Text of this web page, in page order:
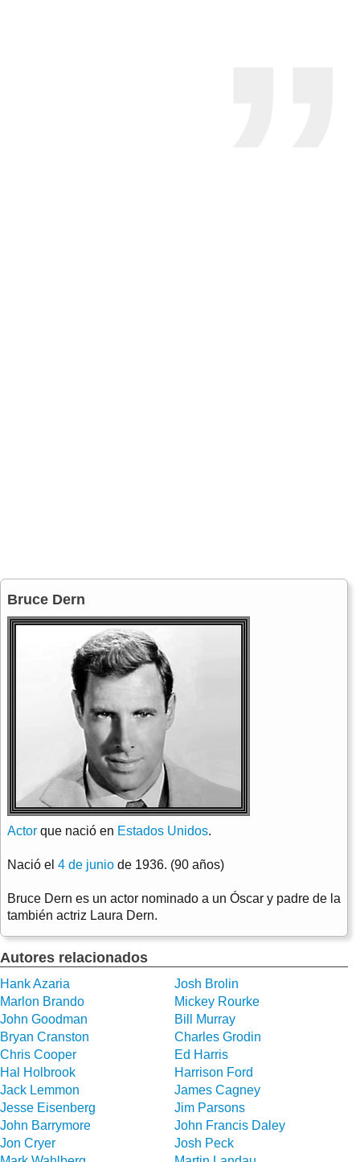
Bruce Dern
Actor que nació en Estados Unidos.
Nació el 4 de junio de 1936. (90 años)
Bruce Dern es un actor nominado a un Óscar y padre de la
también actriz Laura Dern.
Autores relacionados
Hank Azaria
Josh Brolin
Marlon Brando
Mickey Rourke
John Goodman
Bill Murray
Bryan Cranston
Charles Grodin
Chris Cooper
Ed Harris
Hal Holbrook
Harrison Ford
Jack Lemmon
James Cagney
Jesse Eisenberg
Jim Parsons
John Barrymore
John Francis Daley
Jon Cryer
Josh Peck